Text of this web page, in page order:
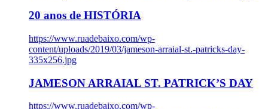
20 anos de HISTÓRIA
https://www.ruadebaixo.com/wp-
content/uploads/2019/03/jameson-arraial-st.-patricks-day-
335x256.jpg
JAMESON ARRAIAL ST. PATRICK’S DAY
https://www.ruadebaixo.com/wp-